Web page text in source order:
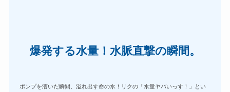
爆発する水量！水脈直撃の瞬間。
ポンプを漕いだ瞬間、溢れ出す命の水！リクの「水量ヤバいっす！」とい